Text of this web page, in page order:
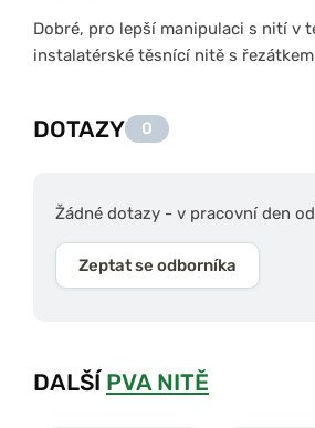
Dobré, pro lepší manipulaci s nití v
instalatérské těsnící nitě s
DOTAZY 0
Žádné dotazy - v pracovní den
Zeptat se odborníka
DALŠÍ PVA NITĚ